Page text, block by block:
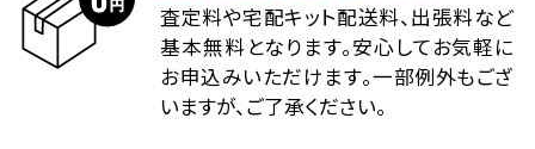
査定料や宅配キット配送料、出張料など
基本無料となります。安心してお気軽に
お申込みいただけます。一部例外もござ
いますが、ご了承ください。